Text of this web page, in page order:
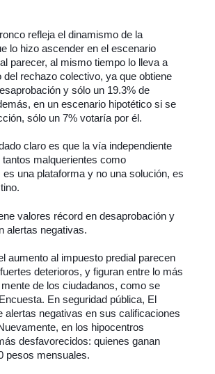
refleja el dinamismo de la
lo hizo ascender en el escenario
parecer, al mismo tiempo lo lleva a
del rechazo colectivo, ya que obtiene
y sólo un 19.3% de
en un escenario hipotético si se
sólo un 7% votaría por él.
claro es que la vía independiente
tantos malquerientes como
una plataforma y no una solución, es
valores récord en desaprobación y
alertas negativas.
aumento al impuesto predial parecen
deterioros, y figuran entre lo más
de los ciudadanos, como se
En seguridad pública, El
alertas negativas en sus calificaciones
en los hipocentros
desfavorecidos: quienes ganan
pesos mensuales.